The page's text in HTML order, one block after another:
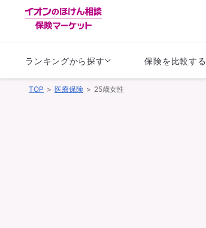
ランキングから探す 保険を比較する
TOP 医療保険 25歳女性